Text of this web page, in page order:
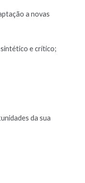
a novas
sintético e crítico;
da sua